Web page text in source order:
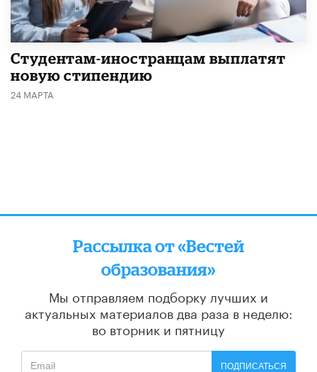
Студентам-иностранцам выплатят
новую стипендию
24 МАРТА
Рассылка от «Вестей
образования»
Мы отправляем подборку лучших и
актуальных материалов два раза в неделю:
во вторник и пятницу
ПОДПИСАТЬСЯ